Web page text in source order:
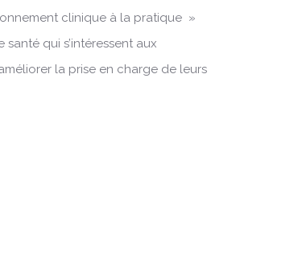
clinique à la pratique »
qui s’intéressent aux
la prise en charge de leurs